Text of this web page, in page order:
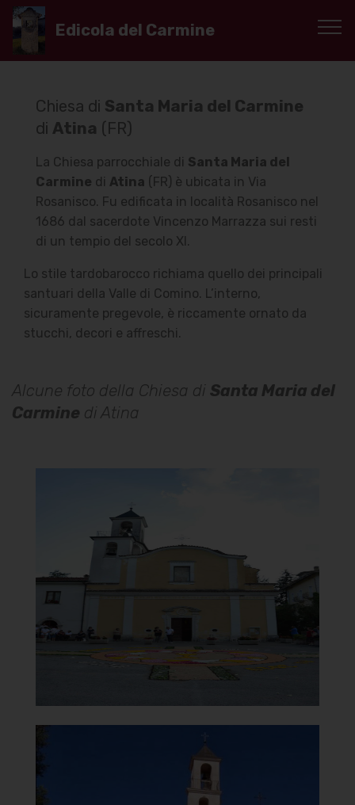
Edicola del Carmine
Chiesa di Santa Maria del Carmine
di Atina (FR)
La Chiesa parrocchiale di Santa Maria del
Carmine di Atina (FR) è ubicata in Via
Rosanisco. Fu edificata in località Rosanisco nel
1686 dal sacerdote Vincenzo Marrazza sui resti
di un tempio del secolo XI.
Lo stile tardobarocco richiama quello dei principali
santuari della Valle di Comino. L’interno,
sicuramente pregevole, è riccamente ornato da
stucchi, decori e affreschi.
Alcune foto della Chiesa di Santa Maria del
Carmine di Atina
Chiesa di Santa Maria del
Carmine
Facciata
Clicca per ingrandire
Chiesa di Santa Maria del
Carmine